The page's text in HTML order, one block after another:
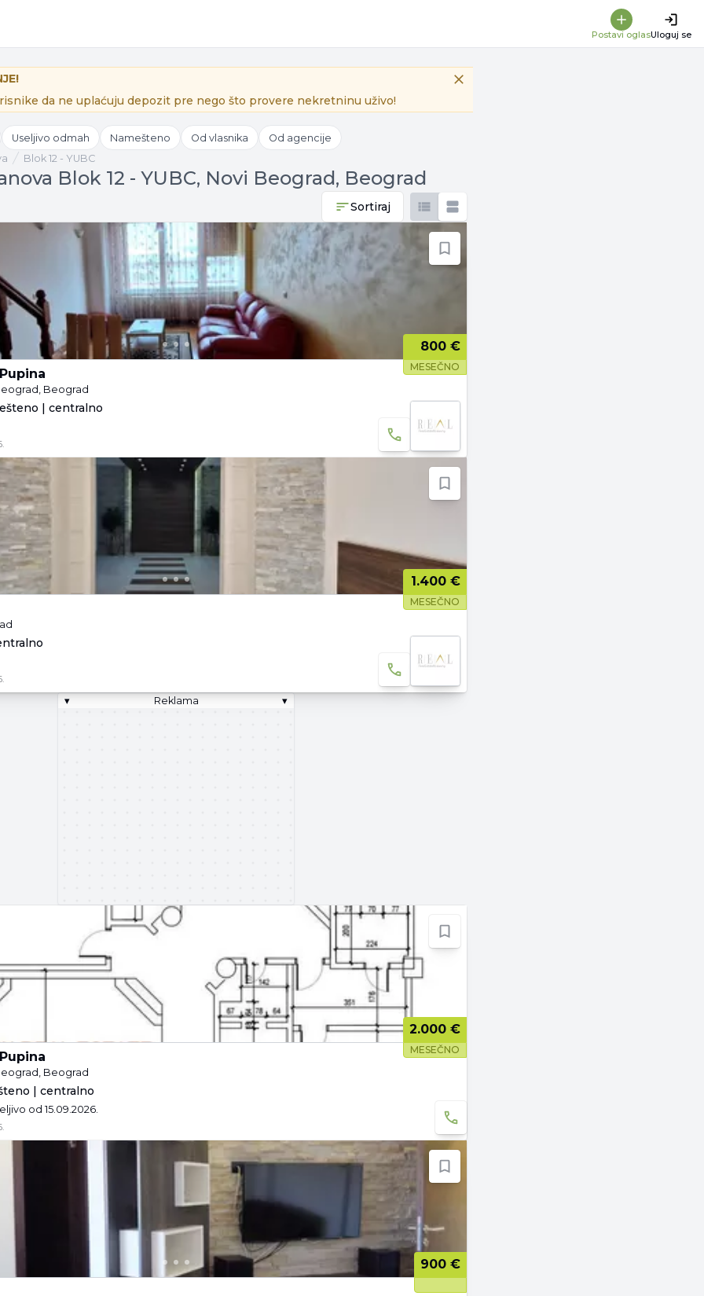
Postavi oglasUloguj se
da ne uplaćuju depozit pre nego što provere nekretninu uživo!
Useljivo odmah Namešteno Od vlasnika
Od agencije
Blok 12 - YUBC
Blok 12 - YUBC, Novi Beograd, Beograd
Sortiraj
800 €
MESEČNO
Beograd
| centralno
1.400 €
MESEČNO
▾
Reklama ▾
2.000 €
MESEČNO
Beograd
| centralno
od 15.09.2026.
900 €